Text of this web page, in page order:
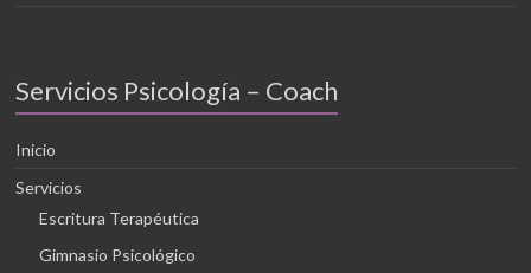
Servicios Psicología – Coach
Inicio
Servicios
Escritura Terapéutica
Gimnasio Psicológico